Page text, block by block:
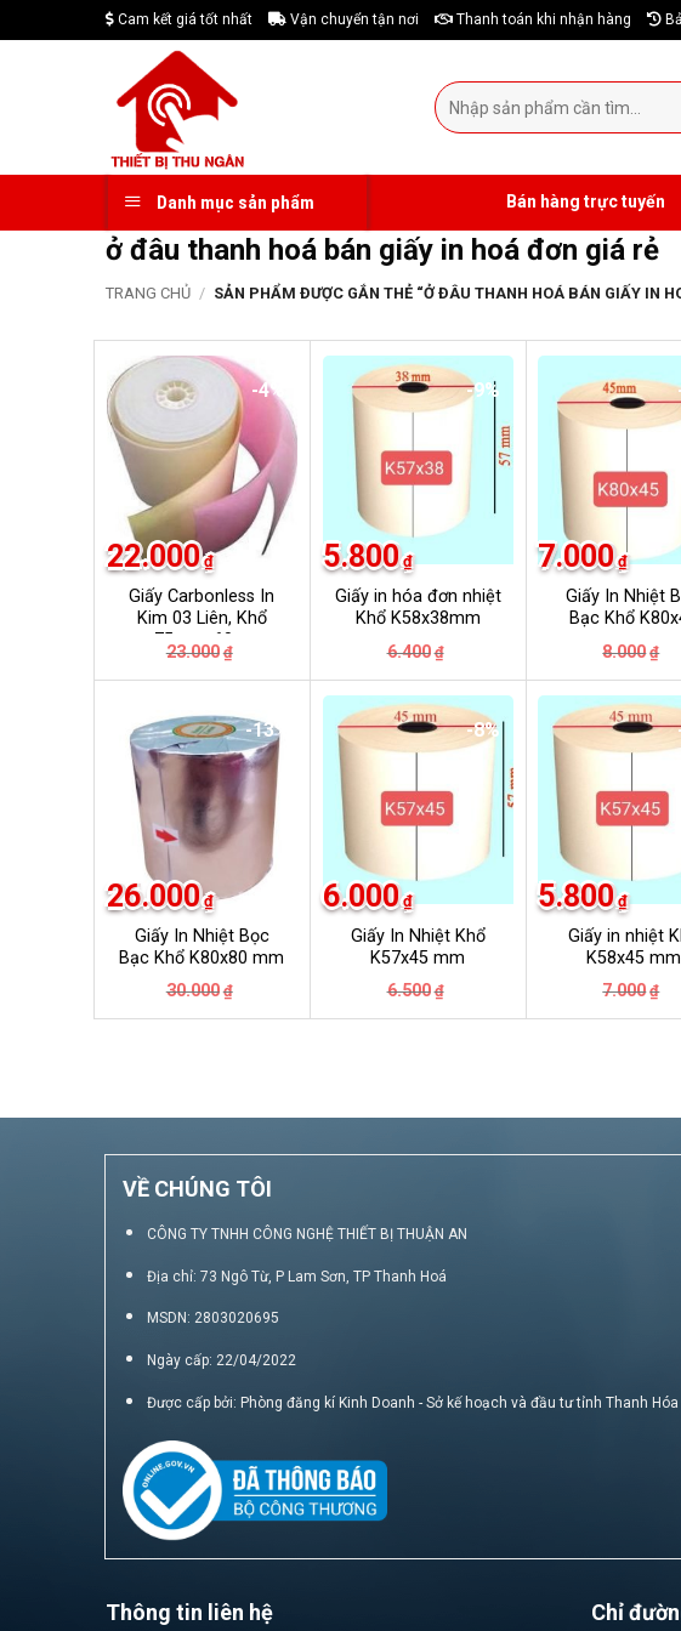
to
Cam kết giá tốt nhất Vận chuyển tận nơi Thanh toán khi nhận hàng
Tìm
kiếm:
Danh mục sản phẩm Bán hàng trực tuyến
ở đâu thanh hoá bán giấy in hoá đơn giá rẻ
TRANG CHỦ / SẢN PHẨM ĐƯỢC GẮN THẺ “Ở ĐÂU THANH HOÁ BÁN GIẤY IN
-4%
Giấy Carbonless In
Kim 03 Liên, Khổ
75mm, 60m
23.000 ₫
là:
22.000 ₫
tại
22.000₫.
-9%
Giấy in hóa đơn nhiệt
Khổ K58x38mm
6.400 ₫
là:
6.400₫.
5.800 ₫
tại
là:
5.800₫.
Giấy In Nhiệt
Bạc Khổ
8.000 ₫
là:
7.000 ₫
là:
-13%
Giấy In Nhiệt Bọc
Bạc Khổ K80x80 mm
30.000 ₫
là:
26.000 ₫
tại
-8%
Giấy In Nhiệt Khổ
K57x45 mm
6.500 ₫
là:
6.000 ₫
tại
Giấy in nhiệt
K58x45 mm
7.000 ₫
là:
5.800 ₫
VỀ CHÚNG TÔI
CÔNG TY TNHH CÔNG NGHỆ THIẾT BỊ THUẬN AN
Địa chỉ: 73 Ngô Từ, P Lam Sơn, TP Thanh Hoá
MSDN: 2803020695
Ngày cấp: 22/04/2022
Được cấp bởi: Phòng đăng kí Kinh Doanh - Sở kế hoạch và đầu tư tỉnh Thanh Hóa
Thông tin liên hệ Chỉ